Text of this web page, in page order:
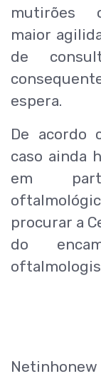
mutirões
maior
de
espera.
De acordo
caso ainda
em
procurar a
do
Netinhonew